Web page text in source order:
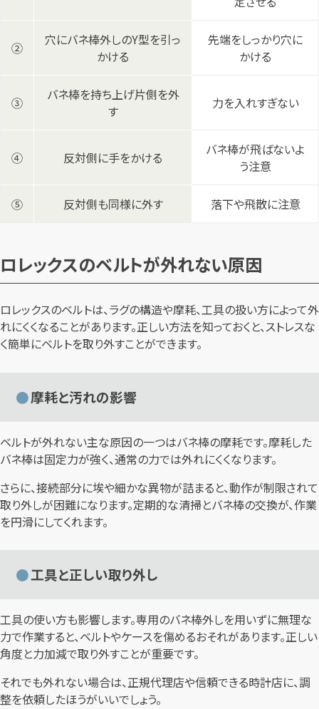
②
穴にバネ棒外しのY型を引っ
かける
先端をしっかり穴に
かける
③
バネ棒を持ち上げ片側を外
す
力を入れすぎない
④ 反対側に手をかける
バネ棒が飛ばないよ
う注意
⑤ 反対側も同様に外す 落下や飛散に注意
ロレックスのベルトが外れない原因
ロレックスのベルトは、ラグの構造や摩耗、工具の扱い方によって外
れにくくなることがあります。正しい方法を知っておくと、ストレスな
く簡単にベルトを取り外すことができます。
摩耗と汚れの影響
ベルトが外れない主な原因の一つはバネ棒の摩耗です。摩耗した
バネ棒は固定力が強く、通常の力では外れにくくなります。
さらに、接続部分に埃や細かな異物が詰まると、動作が制限されて
取り外しが困難になります。定期的な清掃とバネ棒の交換が、作業
を円滑にしてくれます。
工具と正しい取り外し
工具の使い方も影響します。専用のバネ棒外しを用いずに無理な
力で作業すると、ベルトやケースを傷めるおそれがあります。正しい
角度と力加減で取り外すことが重要です。
それでも外れない場合は、正規代理店や信頼できる時計店に、調
整を依頼したほうがいいでしょう。